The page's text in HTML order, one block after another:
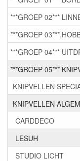
***GROEP 02***
***GROEP
***GROEP 04***
***GROEP 05***
KNIPVELLEN
KNIPVELLEN
CARDDECO
LESUH
STUDIO LICHT